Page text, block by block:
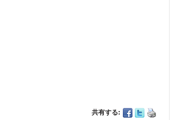
共有する: